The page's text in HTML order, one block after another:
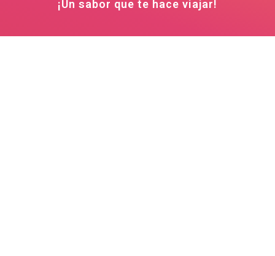
¡Un sabor que te hace viajar!